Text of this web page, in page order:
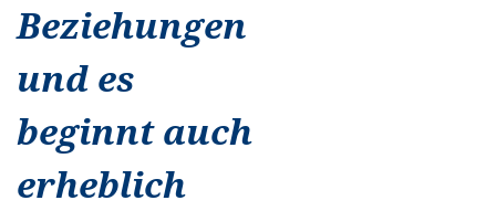
Beziehungen
und es
beginnt auch
erheblich